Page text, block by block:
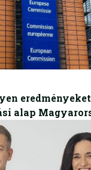
alap